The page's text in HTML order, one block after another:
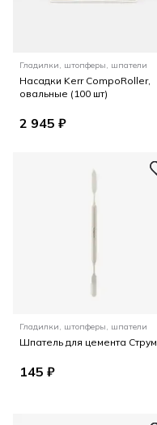
Гладилки, штопферы, шпатели
Насадки Kerr CompoRoller,
овальные (100 шт)
2 945 ₽
Гладилки, штопферы, шпатели
Шпатель для цемента Струм
145 ₽